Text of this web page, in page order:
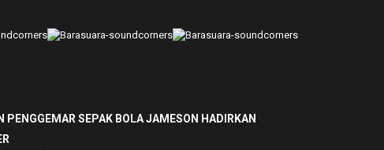
PENGGEMAR SEPAK BOLA JAMESON HADIRKAN